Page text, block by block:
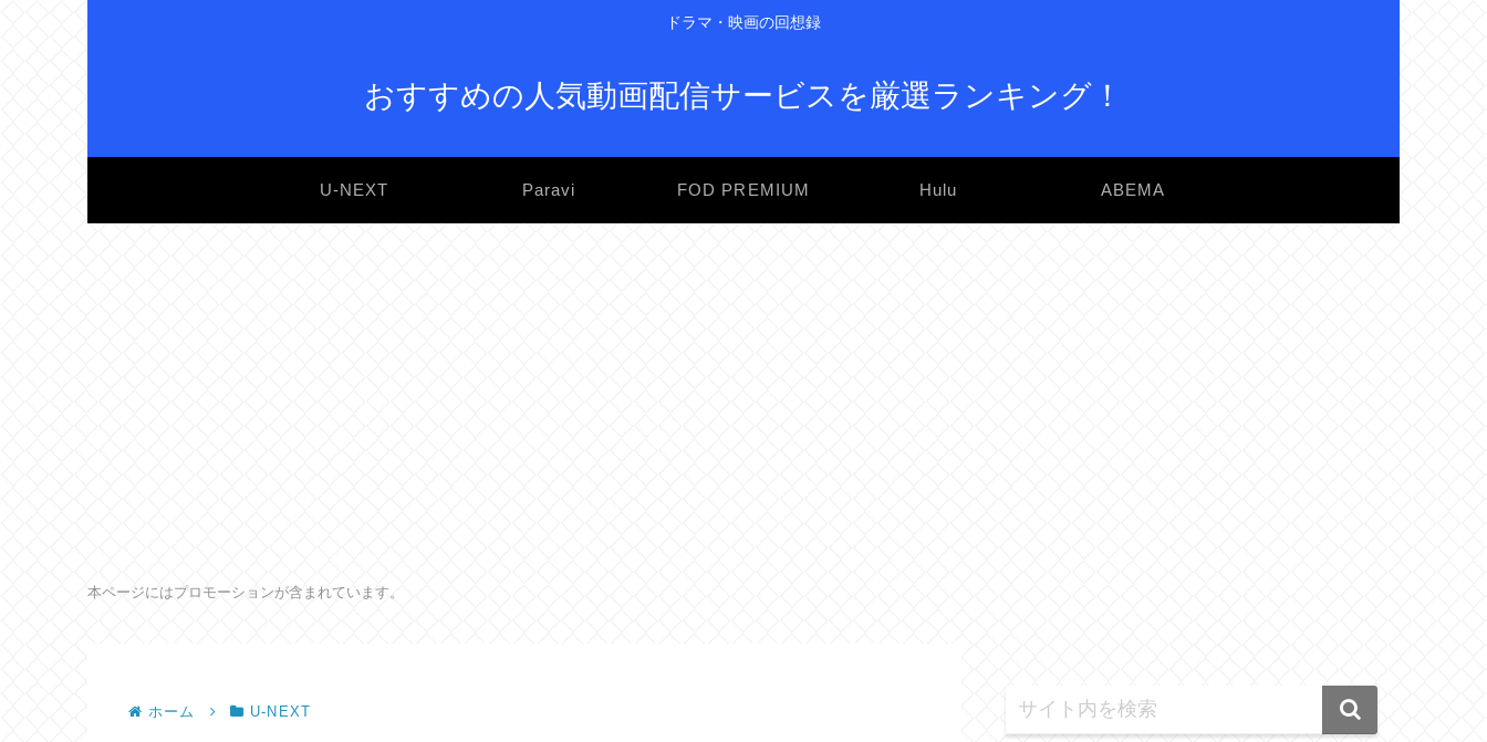
ドラマ・映画の回想録
おすすめの人気動画配信サービスを厳選ランキング！
U-NEXT Paravi FOD PREMIUM Hulu ABEMA
本ページにはプロモーションが含まれています。
ホーム U-NEXT